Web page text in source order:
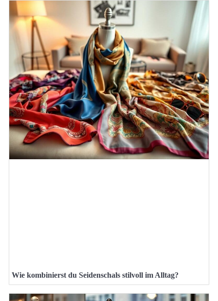
Wie kombinierst du Seidenschals stilvoll im Alltag?